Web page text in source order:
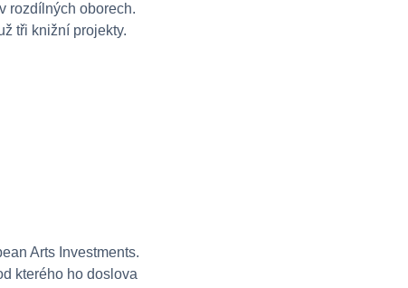
rozdílných oborech.
tři knižní projekty.
Arts Investments.
kterého ho doslova